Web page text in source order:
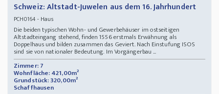
Schweiz: Altstadt-Juwelen aus dem 16. Jahrhundert
PCH0164- Haus
Die beiden typischen Wohn- und Gewerbehäuser im ostseitigen
Altstadteingang stehend, finden 1556 erstmals Erwähnung als
Doppelhaus und bilden zusammen das Geviert. Nach Einstufung ISOS
sind sie von nationaler Bedeutung. Im Vorgängerbau ...
Zimmer: 7
Wohnfläche: 421,00m²
Grundstück: 320,00m²
Schaffhausen